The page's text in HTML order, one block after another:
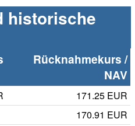
historische
Rücknahmekurs /
NAV
171.25 EUR
170.91 EUR